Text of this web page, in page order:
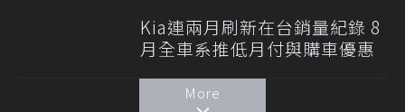
Kia連兩月刷新在台銷量紀錄 8
月全車系推低月付與購車優惠
More